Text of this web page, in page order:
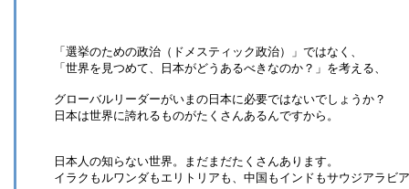
「選挙のための政治（ドメスティック政治）」ではなく、
「世界を見つめて、日本がどうあるべきなのか？」を考える、
グローバルリーダーがいまの日本に必要ではないでしょうか？
日本は世界に誇れるものがたくさんあるんですから。
日本人の知らない世界。まだまだたくさんあります。
イラクもルワンダもエリトリアも、中国もインドもサウジアラビ